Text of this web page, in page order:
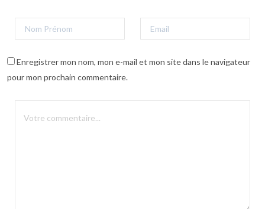
Enregistrer mon nom, mon e-mail et mon site dans le navigateur
pour mon prochain commentaire.